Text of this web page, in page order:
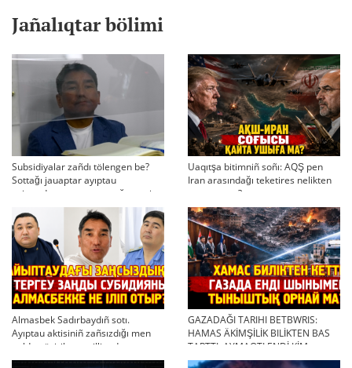
Jañalıqtar bölimi
Subsidiyalar zañdı tölengen be?
Sottağı jauaptar ayıptau
twjırımdarın qayta qarauğa negiz
bola ala ma?
Uaqıtşa bitimniñ soñı: AQŞ pen
Iran arasındağı teketires nelikten
qayta uşıqtı?
Almasbek Sadırbaydıñ sotı.
Ayıptau aktisiniñ zañsızdığı men
qoldan ösirilgen milliondar
GAZADAĞI TARIHI BETBWRIS:
HAMAS ÄKİMŞİLİK BILİKTEN BAS
TARTTI. AYMAQTI ENDİ KİM
BASQARADI?